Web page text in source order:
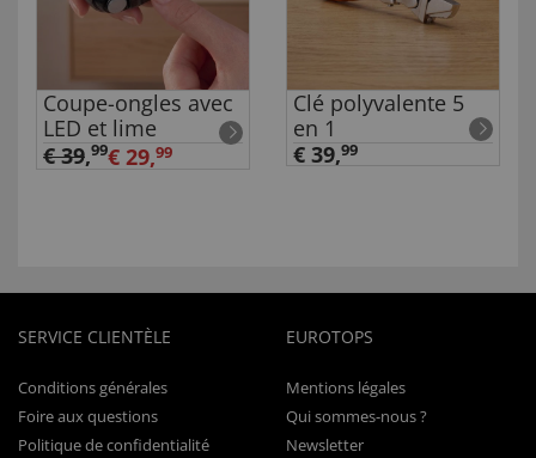
Coupe-ongles avec
LED et lime
€ 39,99€ 29,99
Clé polyvalente 5
en 1
€ 39,99
SERVICE CLIENTÈLE
Conditions générales
Foire aux questions
Politique de confidentialité
EUROTOPS
Mentions légales
Qui sommes-nous ?
Newsletter